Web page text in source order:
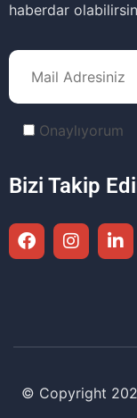
haberdar
Onaylıyorum
Bizi Takip
© Copyright